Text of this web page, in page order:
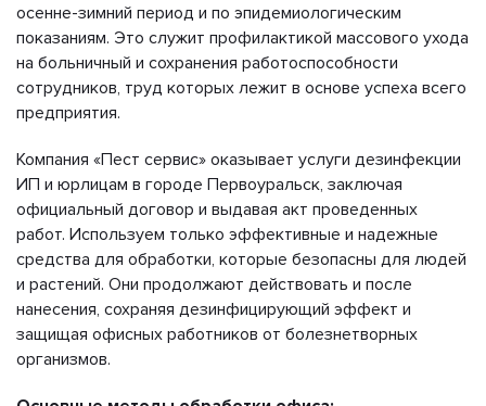
осенне-зимний период и по эпидемиологическим
показаниям. Это служит профилактикой массового ухода
на больничный и сохранения работоспособности
сотрудников, труд которых лежит в основе успеха всего
предприятия.
Компания «Пест сервис» оказывает услуги дезинфекции
ИП и юрлицам в городе Первоуральск, заключая
официальный договор и выдавая акт проведенных
работ. Используем только эффективные и надежные
средства для обработки, которые безопасны для людей
и растений. Они продолжают действовать и после
нанесения, сохраняя дезинфицирующий эффект и
защищая офисных работников от болезнетворных
организмов.